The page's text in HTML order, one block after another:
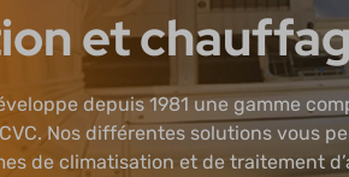
et
depuis 1981 une gamme
Nos différentes solutions vous
de climatisation et de traitement